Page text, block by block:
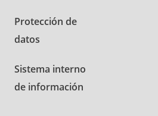
Protección de
datos
Sistema interno
de información